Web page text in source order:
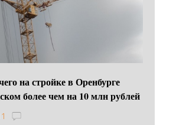
на стройке в Оренбурге
более чем на 10 млн рублей